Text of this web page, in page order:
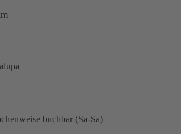
buchbar (Sa-Sa)